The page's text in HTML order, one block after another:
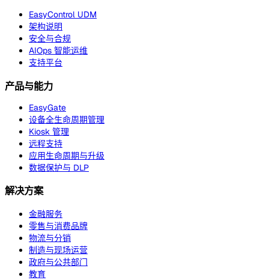
EasyControl UDM
架构说明
安全与合规
AIOps 智能运维
支持平台
产品与能力
EasyGate
设备全生命周期管理
Kiosk 管理
远程支持
应用生命周期与升级
数据保护与 DLP
解决方案
金融服务
零售与消费品牌
物流与分销
制造与现场运营
政府与公共部门
教育